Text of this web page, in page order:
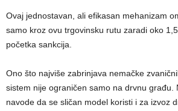
Ovaj jednostavan, ali efikasan mehanizam
samo kroz ovu trgovinsku rutu zaradi oko
početka sankcija.
Ono što najviše zabrinjava nemačke
sistem nije ograničen samo na drvnu građu.
navode da se sličan model koristi i za izvoz